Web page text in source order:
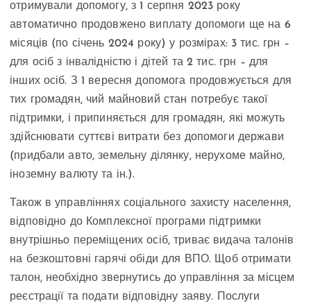
отримували допомогу, з 1 серпня 2023 року
автоматично продовжено виплату допомоги ще на 6
місяців (по січень 2024 року) у розмірах: 3 тис. грн –
для осіб з інвалідністю і дітей та 2 тис. грн – для
інших осіб. З 1 вересня допомога продовжується для
тих громадян, чий майновий стан потребує такої
підтримки, і припиняється для громадян, які можуть
здійснювати суттєві витрати без допомоги держави
(придбали авто, земельну ділянку, нерухоме майно,
іноземну валюту та ін.).
Також в управліннях соціального захисту населення,
відповідно до Комплексної програми підтримки
внутрішньо переміщених осіб, триває видача талонів
на безкоштовні гарячі обіди для ВПО. Щоб отримати
талон, необхідно звернутись до управління за місцем
реєстрації та подати відповідну заяву. Послуги